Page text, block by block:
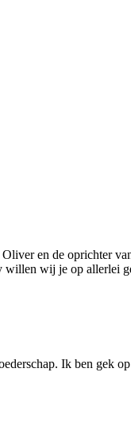
en de oprichter
wij je op allerlei
Ik ben gek